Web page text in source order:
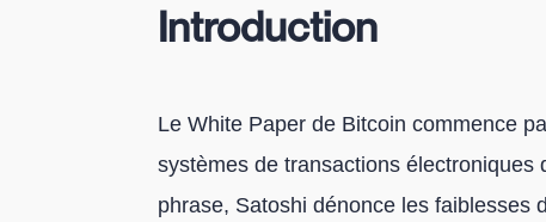
Introduction
Le White Paper de Bitcoin commence
systèmes de transactions
phrase, Satoshi dénonce les faiblesses